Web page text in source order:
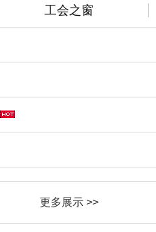
工会之窗
更多展示 >>